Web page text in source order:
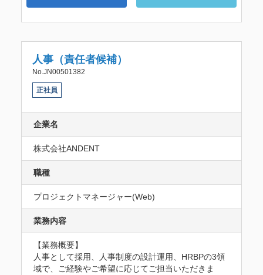
人事（責任者候補）
No.JN00501382
正社員
企業名
株式会社ANDENT
職種
プロジェクトマネージャー(Web)
業務内容
【業務概要】
人事として採用、人事制度の設計運用、HRBPの3領
域で、ご経験やご希望に応じてご担当いただきま